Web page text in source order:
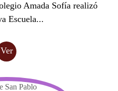
Amada Sofía realizó
Escuela...
Ver